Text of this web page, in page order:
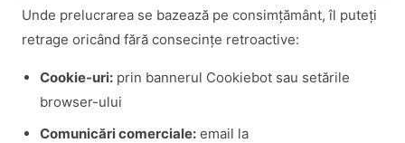
Unde prelucrarea se bazează pe consimțământ, îl puteți
retrage oricând fără consecințe retroactive:
Cookie-uri: prin bannerul Cookiebot sau setările
browser-ului
Comunicări comerciale: email la